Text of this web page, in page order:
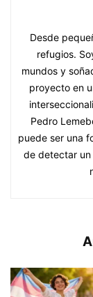
Desde
refugios.
mundos y
proyecto en
Pedro
puede ser una
de detectar